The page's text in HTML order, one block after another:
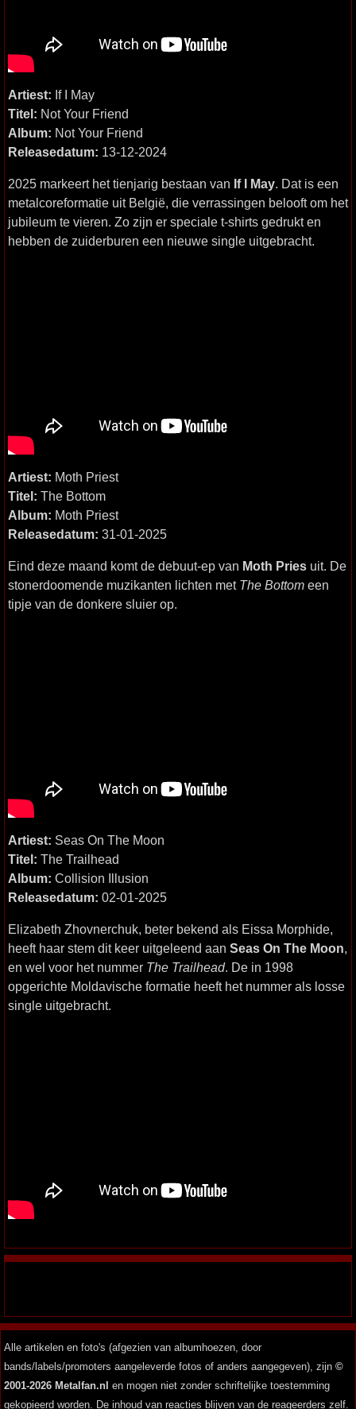
Artiest: If I May
Titel: Not Your Friend
Album: Not Your Friend
Releasedatum: 13-12-2024
2025 markeert het tienjarig bestaan van If I May. Dat is een
metalcoreformatie uit België, die verrassingen belooft om het
jubileum te vieren. Zo zijn er speciale t-shirts gedrukt en
hebben de zuiderburen een nieuwe single uitgebracht.
Artiest: Moth Priest
Titel: The Bottom
Album: Moth Priest
Releasedatum: 31-01-2025
Eind deze maand komt de debuut-ep van Moth Pries uit. De
stonerdoomende muzikanten lichten met The Bottom een
tipje van de donkere sluier op.
Artiest: Seas On The Moon
Titel: The Trailhead
Album: Collision Illusion
Releasedatum: 02-01-2025
Elizabeth Zhovnerchuk, beter bekend als Eissa Morphide,
heeft haar stem dit keer uitgeleend aan Seas On The Moon,
en wel voor het nummer The Trailhead. De in 1998
opgerichte Moldavische formatie heeft het nummer als losse
single uitgebracht.
Alle artikelen en foto's (afgezien van albumhoezen, door
bands/labels/promoters aangeleverde fotos of anders aangegeven), zijn ©
2001-2026 Metalfan.nl en mogen niet zonder schriftelijke toestemming
gekopieerd worden. De inhoud van reacties blijven van de reageerders zelf.